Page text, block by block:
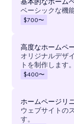
ベーシックな機
$700〜
高度なホームペ
オリジナルデザ
トを制作します。
$400〜
ホームページリ
ウェブサイトの
す。